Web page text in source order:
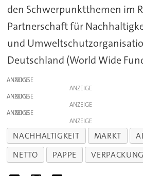
den Schwerpunktthemen im
Partnerschaft für
und
Deutschland (World Wide
ANZEIGE
ANZEIGE
ANZEIGE
ANZEIGE
ANZEIGE
ANZEIGE
NACHHALTIGKEIT MARKT
NETTO
PAPPE VERPACKUNG